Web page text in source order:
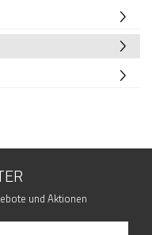
und Aktionen